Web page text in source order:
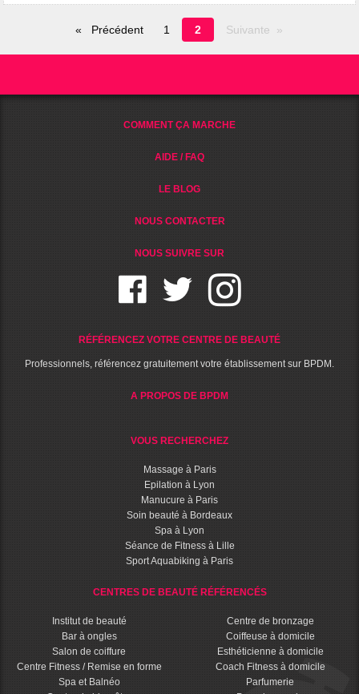
Précédent 1
Page
en
2 Suivante
COMMENT ÇA MARCHE
AIDE / FAQ
LE BLOG
NOUS CONTACTER
NOUS SUIVRE SUR
RÉFÉRENCEZ VOTRE CENTRE DE BEAUTÉ
Professionnels, référencez gratuitement votre établissement sur BPDM.
A PROPOS DE BPDM
VOUS RECHERCHEZ
Massage à Paris
Epilation à Lyon
Manucure à Paris
Soin beauté à Bordeaux
Spa à Lyon
Séance de Fitness à Lille
Sport Aquabiking à Paris
CENTRES DE BEAUTÉ RÉFÉRENCÉS
Institut de beauté
Bar à ongles
Salon de coiffure
Centre Fitness / Remise en forme
Spa et Balnéo
Centre de bronzage
Coiffeuse à domicile
Esthéticienne à domicile
Coach Fitness à domicile
Parfumerie